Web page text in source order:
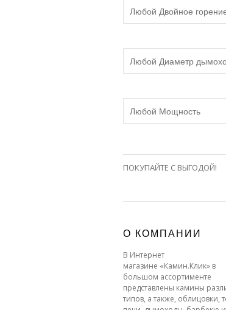
ПОКУПАЙТЕ С ВЫГОДОЙ!
О КОМПАНИИ
В Интернет
магазине «Камин.Клик» в
большом ассортименте
представлены камины
типов, а также, облицовки,